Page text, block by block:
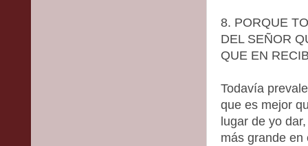
8. PORQUE
DEL SEÑOR
QUE EN
Todavía
que es mejor
lugar de yo
más grande en